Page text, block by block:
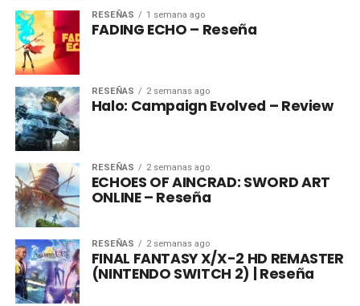
RESEÑAS 1 semana ago
FADING ECHO – Reseña
RESEÑAS 2 semanas ago
Halo: Campaign Evolved – Review
RESEÑAS 2 semanas ago
ECHOES OF AINCRAD: SWORD ART
ONLINE – Reseña
RESEÑAS 2 semanas ago
FINAL FANTASY X/X-2 HD REMASTER
(NINTENDO SWITCH 2) | Reseña